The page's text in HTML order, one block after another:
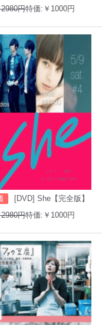
円特価:￥1000円
[DVD] She【完全版】
円特価:￥1000円